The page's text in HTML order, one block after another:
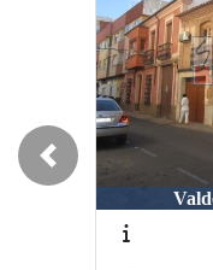
Valdepeñas /
Remise
Previous